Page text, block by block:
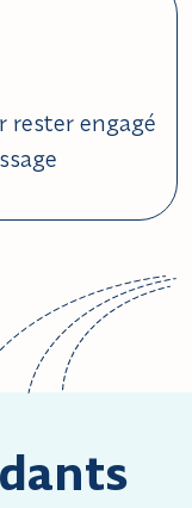
rester engagé